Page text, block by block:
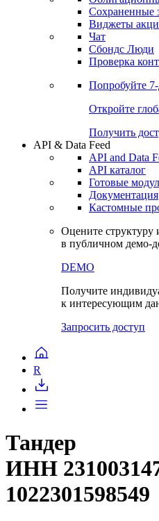
Сохраненные
Виджеты
Чат
Сбондс Люди
Проверка
Попробуйте
Откройте
Получить
API & Data Feed
API and Data
API каталог
Готовые
Документация
Кастомные
Оцените структуру
в публичном демо-
DEMO
Получите
к интересующим
Запросить доступ
R
Тандер
ИНН
1022301598549